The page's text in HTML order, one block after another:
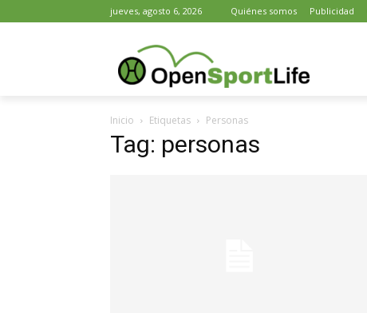
jueves, agosto 6, 2026 Quiénes somos Publicidad
Inicio Etiquetas Personas
Tag: personas